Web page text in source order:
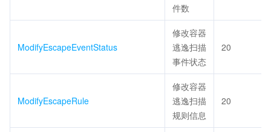
件数
ModifyEscapeEventStatus
修改容器
逃逸扫描
事件状态
20
ModifyEscapeRule
修改容器
逃逸扫描
规则信息
20